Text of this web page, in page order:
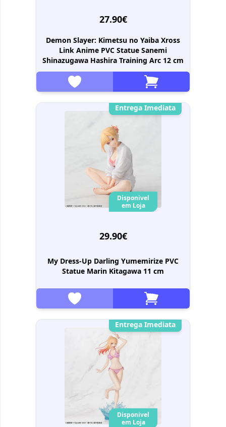
27.90€
Demon Slayer: Kimetsu no Yaiba Xross
Link Anime PVC Statue Sanemi
Shinazugawa Hashira Training Arc 12 cm
Entrega Imediata
Disponivel
em Loja
29.90€
My Dress-Up Darling Yumemirize PVC
Statue Marin Kitagawa 11 cm
Entrega Imediata
Disponivel
em Loja